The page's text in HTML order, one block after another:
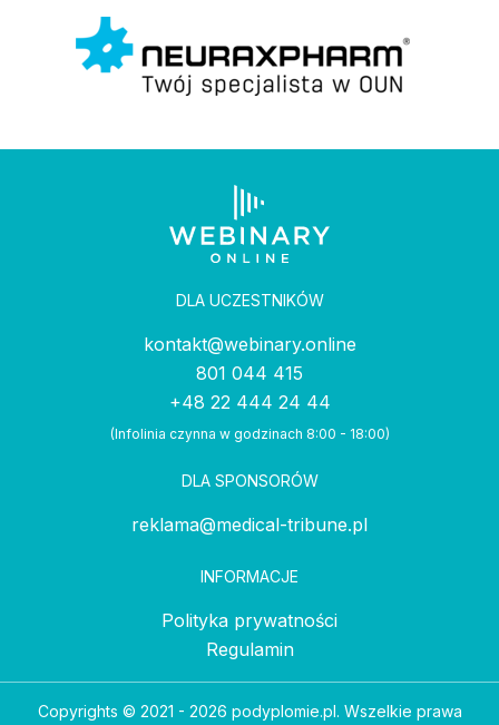
DLA UCZESTNIKÓW
kontakt@webinary.online
801 044 415
+48 22 444 24 44
(Infolinia czynna w godzinach 8:00 - 18:00)
DLA SPONSORÓW
reklama@medical-tribune.pl
INFORMACJE
Polityka prywatności
Regulamin
Copyrights © 2021 - 2026 podyplomie.pl. Wszelkie prawa